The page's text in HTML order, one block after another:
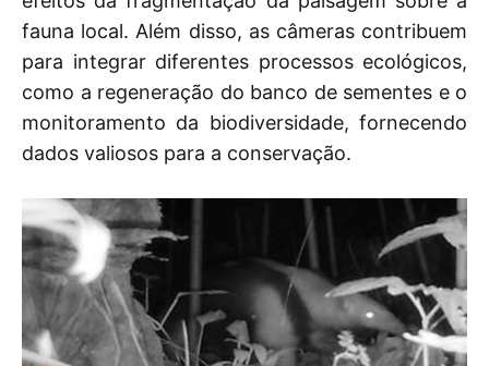
fauna local. Além disso, as câmeras contribuem
para integrar diferentes processos ecológicos,
como a regeneração do banco de sementes e o
monitoramento da biodiversidade, fornecendo
dados valiosos para a conservação.